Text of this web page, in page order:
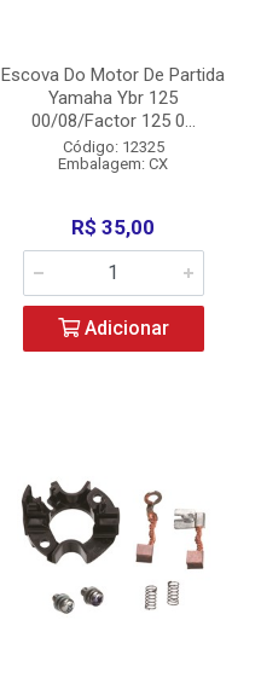
Escova Do Motor De Partida
Yamaha Ybr 125
00/08/Factor 125 0...
Código: 12325
Embalagem: CX
R$ 35,00
Adicionar